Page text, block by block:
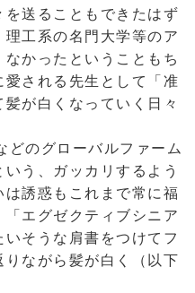
送ることもできたはず
工系の名門大学等のア
かったということもち
される先生として「准
が白くなっていく日々
のグローバルファーム
う、ガッカリするよう
誘惑もこれまで常に福
エグゼクティブシニア
そうな肩書をつけてフ
ながら髪が白く（以下